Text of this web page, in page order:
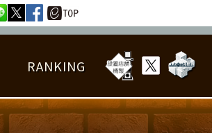
詳細楽曲データ
RANKING
RANKING